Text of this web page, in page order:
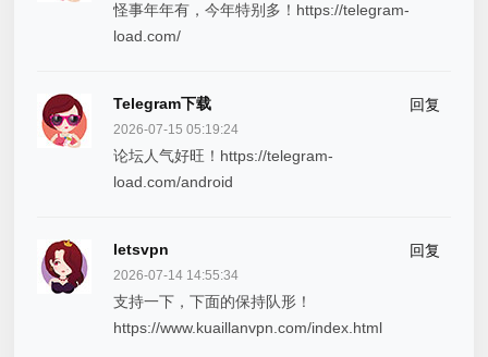
怪事年年有，今年特别多！https://telegram-
load.com/
Telegram下载 回复
2026-07-15 05:19:24
论坛人气好旺！https://telegram-
load.com/android
letsvpn 回复
2026-07-14 14:55:34
支持一下，下面的保持队形！
https://www.kuaillanvpn.com/index.html